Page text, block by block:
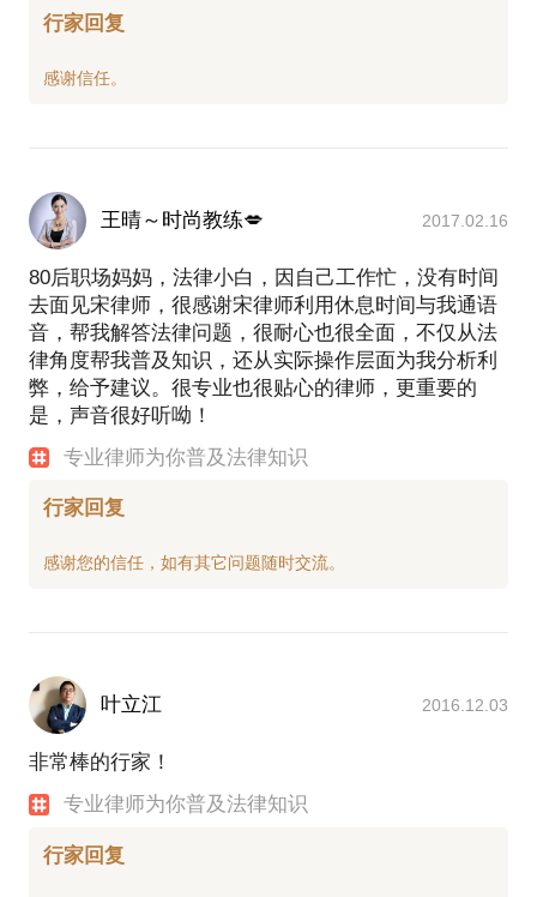
行家回复
王晴～时尚教练💋 2017.02.16
80后职场妈妈，法律小白，因自己工作忙，没有时间
去面见宋律师，很感谢宋律师利用休息时间与我通语
音，帮我解答法律问题，很耐心也很全面，不仅从法
律角度帮我普及知识，还从实际操作层面为我分析利
弊，给予建议。很专业也很贴心的律师，更重要的
是，声音很好听呦！
专业律师为你普及法律知识
行家回复
叶立江 2016.12.03
非常棒的行家！
专业律师为你普及法律知识
行家回复